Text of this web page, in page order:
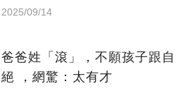
2025/09/14
爸爸姓「滾」，不願孩子跟
絕 ，網驚：太有才